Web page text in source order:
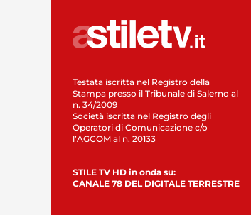
Testata iscritta nel Registro della
Stampa presso il Tribunale di Salerno al
n. 34/2009
Società iscritta nel Registro degli
Operatori di Comunicazione c/o
l’AGCOM al n. 20133
STILE TV HD in onda su:
CANALE 78 DEL DIGITALE TERRESTRE